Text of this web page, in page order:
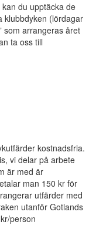
du upptäcka de
klubbdyken (lördagar
som arrangeras året
ta oss till
kostnadsfria.
vi delar på arbete
är med är
man 150 kr för
utfärder med
utanför Gotlands
person